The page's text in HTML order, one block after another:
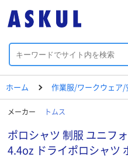
ホーム 作業服/ワークウェア/
メーカー トムス
ポロシャツ 制服 ユニフ
4.4oz ドライポロシャツ